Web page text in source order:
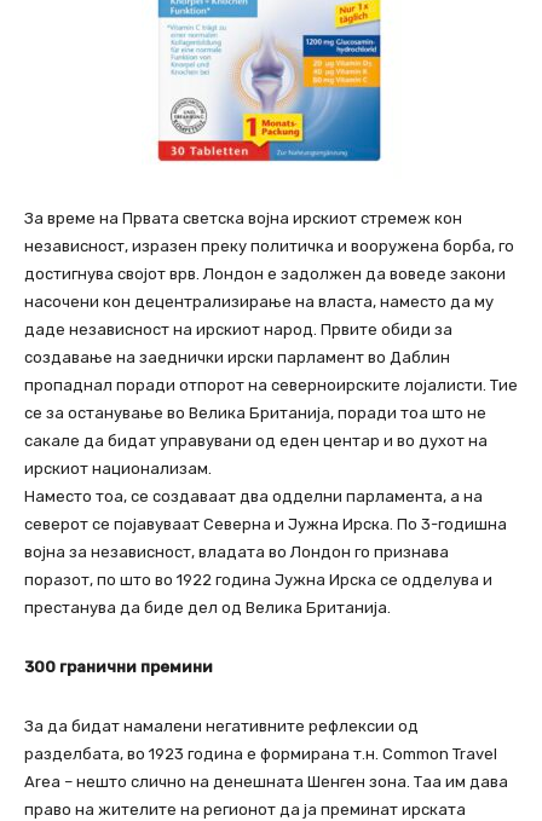
За време на Првата светска војна ирскиот стремеж кон
независност, изразен преку политичка и вооружена борба, го
достигнува својот врв. Лондон е задолжен да воведе закони
насочени кон децентрализирање на власта, наместо да му
даде независност на ирскиот народ. Првите обиди за
создавање на заеднички ирски парламент во Даблин
пропаднал поради отпорот на северноирските лојалисти. Тие
се за останување во Велика Британија, поради тоа што не
сакале да бидат управувани од еден центар и во духот на
ирскиот национализам.
Наместо тоа, се создаваат два одделни парламента, а на
северот се појавуваат Северна и Јужна Ирска. По 3-годишна
војна за независност, владата во Лондон го признава
поразот, по што во 1922 година Јужна Ирска се одделува и
престанува да биде дел од Велика Британија.
300 гранични премини
За да бидат намалени негативните рефлексии од
разделбата, во 1923 година е формирана т.н. Common Travel
Area – нешто слично на денешната Шенген зона. Таа им дава
право на жителите на регионот да ја преминат ирската